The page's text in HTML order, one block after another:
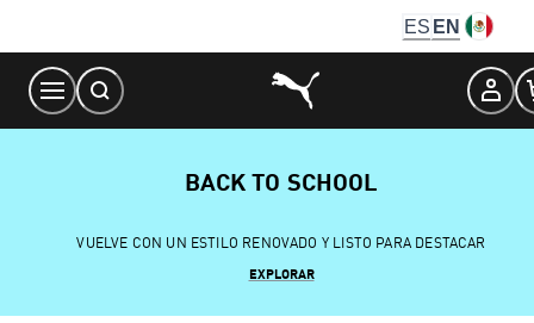
Content
ES EN
BACK TO SCHOOL
VUELVE CON UN ESTILO RENOVADO Y LISTO PARA DESTACAR
EXPLORAR